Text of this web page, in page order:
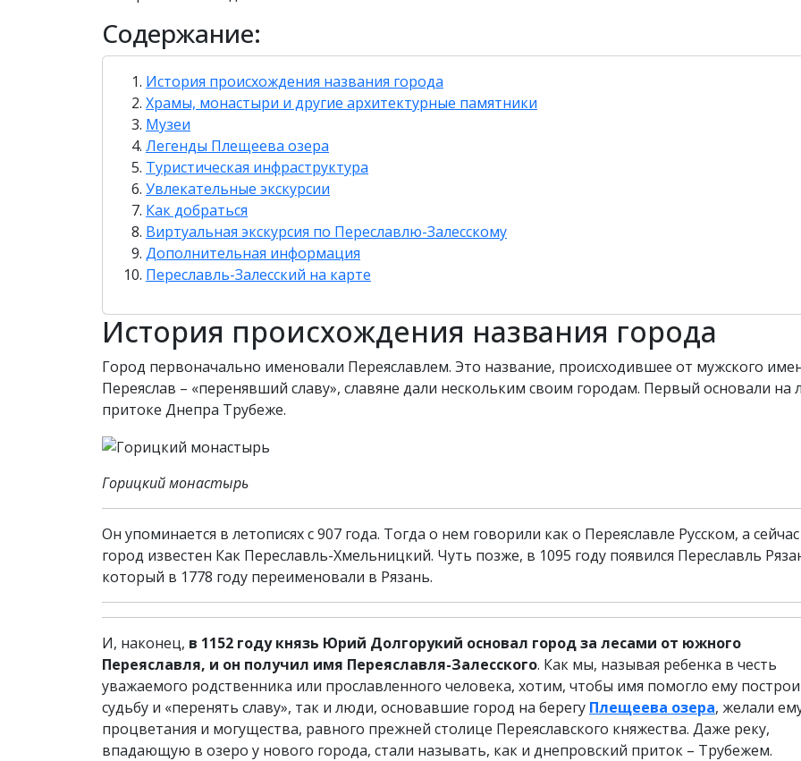
Содержание:
История происхождения названия города
Храмы, монастыри и другие архитектурные памятники
Музеи
Легенды Плещеева озера
Туристическая инфраструктура
Увлекательные экскурсии
Как добраться
Виртуальная экскурсия по Переславлю-Залесскому
Дополнительная информация
Переславль-Залесский на карте
История происхождения названия города
Город первоначально именовали Переяславлем. Это название, происходившее от мужского
Переяслав – «перенявший славу», славяне дали нескольким своим городам. Первый основали на
притоке Днепра Трубеже.
Горицкий монастырь
Он упоминается в летописях с 907 года. Тогда о нем говорили как о Переяславле Русском, а
город известен Как Переславль-Хмельницкий. Чуть позже, в 1095 году появился Переславль
который в 1778 году переименовали в Рязань.
И, наконец, в 1152 году князь Юрий Долгорукий основал город за лесами от южного
Переяславля, и он получил имя Переяславля-Залесского. Как мы, называя ребенка в честь
уважаемого родственника или прославленного человека, хотим, чтобы имя помогло ему
судьбу и «перенять славу», так и люди, основавшие город на берегу Плещеева озера, желали
процветания и могущества, равного прежней столице Переяславского княжества. Даже реку,
впадающую в озеро у нового города, стали называть, как и днепровский приток – Трубежем.